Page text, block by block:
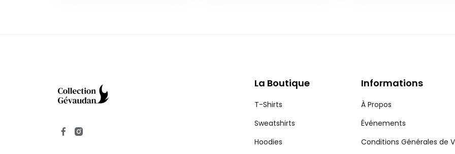
La Boutique
T-Shirts
Sweatshirts
Hoodies
Informations
À Propos
Événements
Conditions Générales de